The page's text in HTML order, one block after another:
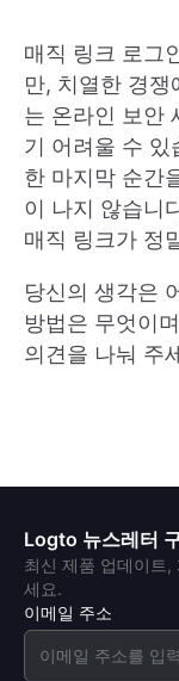
매직 링크 로그
만, 치열한 경
는 온라인 보안
기 어려울 수 있
한 마지막 순간
이 나지 않습니
매직 링크가 정
당신의 생각은
방법은 무엇이
의견을 나눠 주
Logto 뉴스레터
최신 제품 업데이트,
세요.
이메일 주소